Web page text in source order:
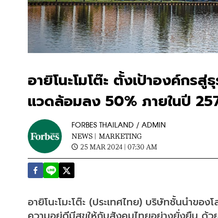
อายิโนะโมโต๊ะ ตั้งเป้าองค์กร
แวดล้อมลง 50% ภายในปี
FORBES THAILAND / ADMIN
NEWS | MARKETING
25 MAR 2024 | 07:30 AM
อายิโนะโมะโต๊ะ (ประเทศไทย) บริษัทชั้นนำขอ